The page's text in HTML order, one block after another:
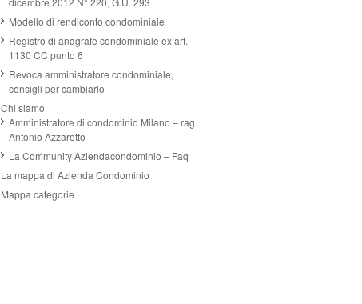
Modello di rendiconto condominiale
Registro di anagrafe condominiale ex art.
1130 CC punto 6
Revoca amministratore condominiale,
consigli per cambiarlo
Chi siamo
Amministratore di condominio Milano – rag.
Antonio Azzaretto
La Community Aziendacondominio – Faq
La mappa di Azienda Condominio
Mappa categorie